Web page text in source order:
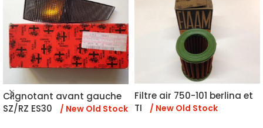
Clignotant avant gauche
SZ/RZ ES30
/ New Old Stock
Filtre air 750-101 berlina et
TI
/ New Old Stock